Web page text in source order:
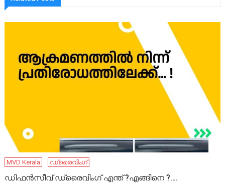
MVD Kerala ഡ്രൈവിംഗ്
ഡിഫൻസീവ് ഡ്രൈവിംഗ് എന്ത് ?എങ്ങിനെ ?….